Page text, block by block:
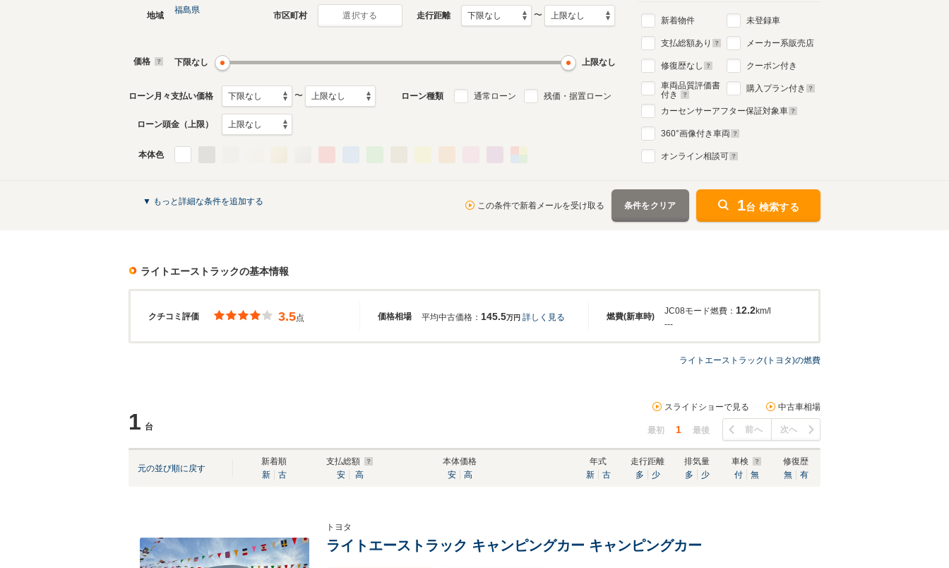
生産モデル
ライトエーストラックのカタログを見る
地域
福島県
市区町村 選択する 走行距離 〜
価格 下限なし 上限なし
ローン月々支払い価格 〜 ローン種類 通常ローン 残価・据置ローン
ローン頭金（上限）
本体色
新着物件
支払総額あり
修復歴なし
車両品質評価書
付き
未登録車
メーカー系販売店
クーポン付き
購入プラン付き
カーセンサーアフター保証対象車
360°画像付き車両
オンライン相談可
▼ もっと詳細な条件を追加する この条件で新着メールを受け取る 条件をクリア 1台 検索する
ライトエーストラックの基本情報
クチコミ評価 価格相場 燃費(新車時)
3.5点 平均中古価格： 145.5万円 詳しく見る
JC08モード燃費： 12.2km/l
---
ライトエーストラック(トヨタ)の燃費
1 台
スライドショーで見る 中古車相場
最初 1 最後 前へ 次へ
元の並び順に戻す
新着順
新
古
支払総額
安
高
本体価格
安
高
年式
新
古
走行距離
多
少
排気量
多
少
車検
付
無
修復歴
無
有
トヨタ
ライトエーストラック キャンピングカー キャンピングカー